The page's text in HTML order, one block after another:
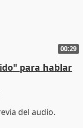
00:29
para hablar